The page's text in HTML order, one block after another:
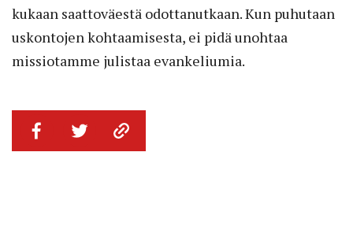
kukaan saattoväestä odottanutkaan. Kun puhutaan
uskontojen kohtaamisesta, ei pidä unohtaa
missiotamme julistaa evankeliumia.